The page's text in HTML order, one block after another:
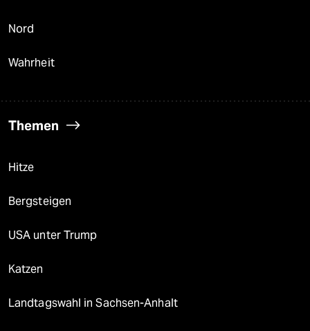
Nord
Wahrheit
Themen
Hitze
Bergsteigen
USA unter Trump
Katzen
Landtagswahl in Sachsen-Anhalt